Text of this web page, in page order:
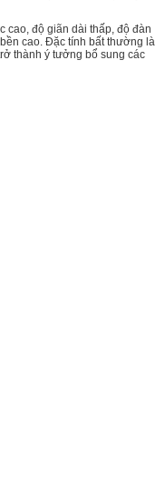
cao, độ giãn dài thấp, độ đàn
cao. Đặc tính bất thường là
thành ý tưởng bổ sung các